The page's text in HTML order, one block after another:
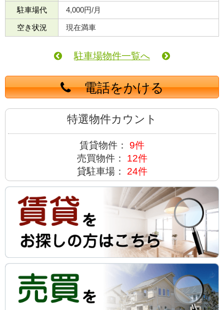
駐車場代 4,000円/月
空き状況 現在満車
駐車場物件一覧へ
電話をかける
特選物件カウント
賃貸物件：
9件
売買物件：
12件
貸駐車場：
24件